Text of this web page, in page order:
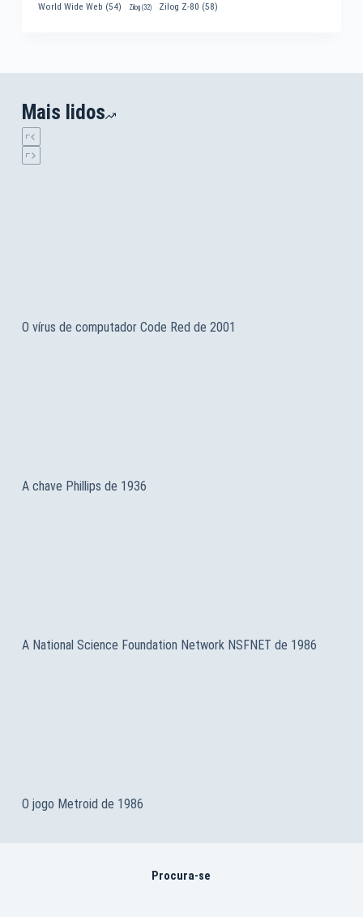
World Wide Web (54) Zilog(32) Zilog Z-80 (58)
Mais lidos
O vírus de computador Code Red de 2001
A chave Phillips de 1936
A National Science Foundation Network NSFNET de 1986
O jogo Metroid de 1986
Procura-se